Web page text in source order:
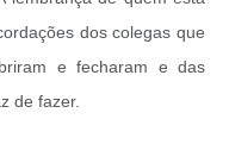
dos colegas que
e fecharam e das
de fazer.